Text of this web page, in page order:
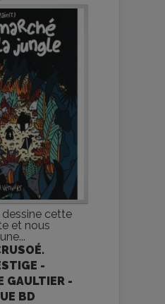
dessine cette
et nous
-
GAULTIER -
BD